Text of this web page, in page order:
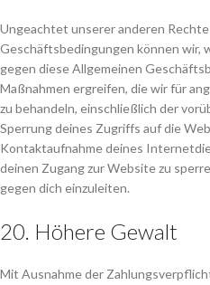
Ungeachtet unserer anderen
Geschäftsbedingungen können wir,
gegen diese Allgemeinen
Maßnahmen ergreifen, die wir für
zu behandeln, einschließlich der
Sperrung deines Zugriffs auf die
Kontaktaufnahme deines
deinen Zugang zur Website zu
gegen dich einzuleiten.
20. Höhere Gewalt
Mit Ausnahme der